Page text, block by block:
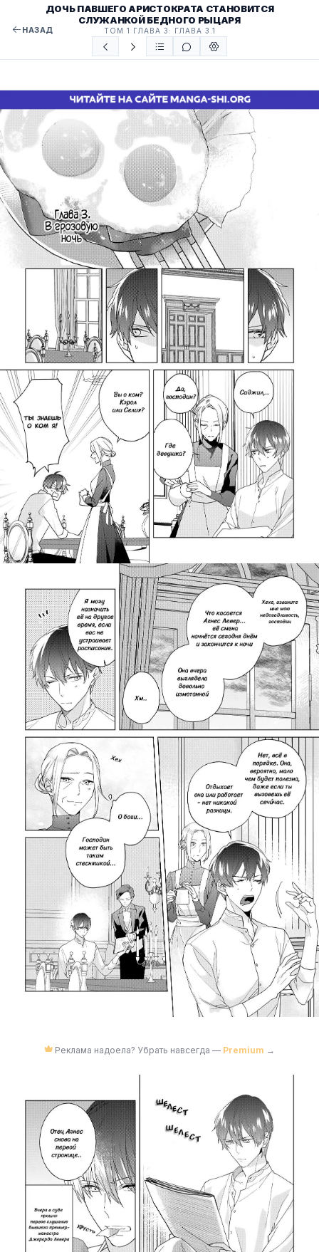
НАЗАД
ДОЧЬ ПАВШЕГО АРИСТОКРАТА СТАНОВИТСЯ
СЛУЖАНКОЙ БЕДНОГО РЫЦАРЯ
ТОМ 1 ГЛАВА 3: ГЛАВА 3.1
Реклама надоела? Убрать навсегда — Premium →